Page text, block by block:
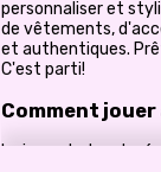
personnaliser et
de vêtements,
et authentiques.
C'est parti!
Comment jouer
Le jeu est structuré